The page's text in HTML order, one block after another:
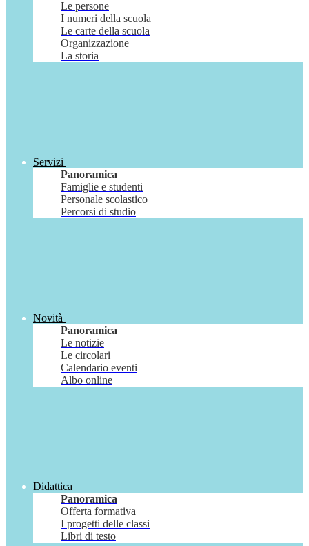
Le persone
I numeri della scuola
Le carte della scuola
Organizzazione
La storia
Servizi
Panoramica
Famiglie e studenti
Personale scolastico
Percorsi di studio
Novità
Panoramica
Le notizie
Le circolari
Calendario eventi
Albo online
Didattica
Panoramica
Offerta formativa
I progetti delle classi
Libri di testo